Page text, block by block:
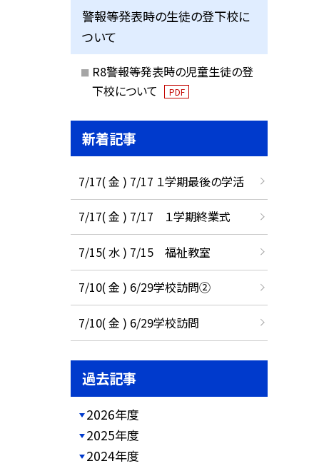
警報等発表時の生徒の登下校に
ついて
R8警報等発表時の児童生徒の登
下校について
PDF
新着記事
7/17( 金 ) 7/17 １学期最後の学活
7/17( 金 ) 7/17 １学期終業式
7/15( 水 ) 7/15 福祉教室
7/10( 金 ) 6/29学校訪問②
7/10( 金 ) 6/29学校訪問
過去記事
2026年度
2025年度
2024年度